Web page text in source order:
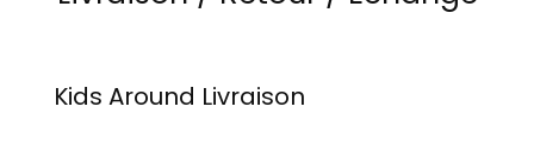
Kids Around Livraison